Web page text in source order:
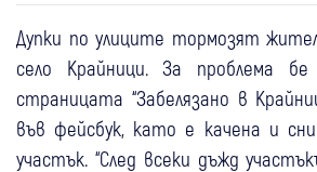
Дупки по улиците тормозят
село Крайници. За проблема бе
страницата “Забелязано в
във фейсбук, като е качена и
участък. “След всеки дъжд